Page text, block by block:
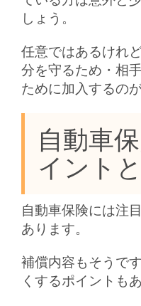
しょう。
任意ではあるけれ
分を守るため・相
ために加入するの
自動車
イント
自動車保険には注
あります。
補償内容もそうで
くするポイントも